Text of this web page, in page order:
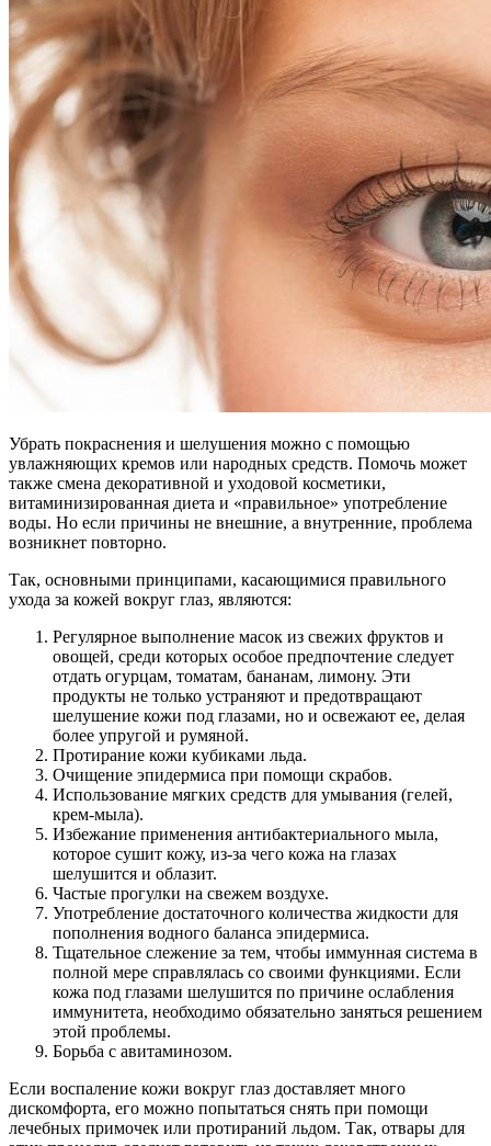
Убрать покраснения и шелушения можно с помощью
увлажняющих кремов или народных средств. Помочь может
также смена декоративной и уходовой косметики,
витаминизированная диета и «правильное» употребление
воды. Но если причины не внешние, а внутренние, проблема
возникнет повторно.
Так, основными принципами, касающимися правильного
ухода за кожей вокруг глаз, являются:
Регулярное выполнение масок из свежих фруктов и
овощей, среди которых особое предпочтение следует
отдать огурцам, томатам, бананам, лимону. Эти
продукты не только устраняют и предотвращают
шелушение кожи под глазами, но и освежают ее, делая
более упругой и румяной.
Протирание кожи кубиками льда.
Очищение эпидермиса при помощи скрабов.
Использование мягких средств для умывания (гелей,
крем-мыла).
Избежание применения антибактериального мыла,
которое сушит кожу, из-за чего кожа на глазах
шелушится и облазит.
Частые прогулки на свежем воздухе.
Употребление достаточного количества жидкости для
пополнения водного баланса эпидермиса.
Тщательное слежение за тем, чтобы иммунная система в
полной мере справлялась со своими функциями. Если
кожа под глазами шелушится по причине ослабления
иммунитета, необходимо обязательно заняться решением
этой проблемы.
Борьба с авитаминозом.
Если воспаление кожи вокруг глаз доставляет много
дискомфорта, его можно попытаться снять при помощи
лечебных примочек или протираний льдом. Так, отвары для